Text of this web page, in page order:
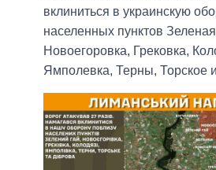
вклиниться в украинскую
населенных пунктов
Новоегоровка, Грековка,
Ямполевка, Терны, Торское